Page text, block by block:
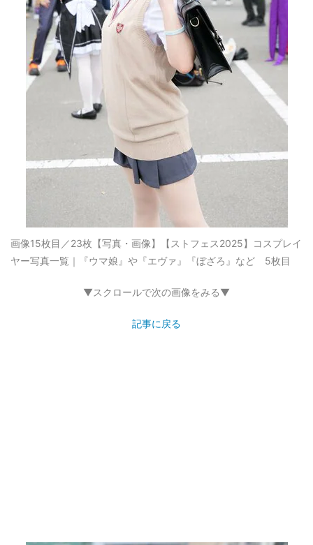
画像15枚目／23枚 【写真・画像】【ストフェス2025】コスプレイ
ヤー写真一覧｜『ウマ娘』や『エヴァ』『ぼざろ』など 5枚目
▼スクロールで次の画像をみる▼
記事に戻る